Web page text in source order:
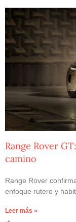
Range Rover
camino
Range Rover
enfoque rutero y
Leer más »